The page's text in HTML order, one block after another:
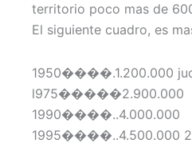
territorio poco mas de
El siguiente cuadro, es
1950����.1.200.000
l975�����2.900.000
1990����..4.000.000
1995����..4.500.000